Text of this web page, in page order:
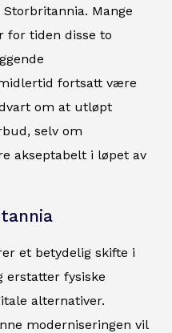
Mange
for tiden disse to
fortsatt være
om at utløpt
selv om
akseptabelt i løpet av
et betydelig skifte i
erstatter fysiske
alternativer.
moderniseringen vil